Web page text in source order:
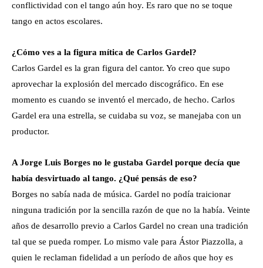
conflictividad con el tango aún hoy. Es raro que no se toque
tango en actos escolares.
¿Cómo ves a la figura mítica de Carlos Gardel?
Carlos Gardel es la gran figura del cantor. Yo creo que supo
aprovechar la explosión del mercado discográfico. En ese
momento es cuando se inventó el mercado, de hecho. Carlos
Gardel era una estrella, se cuidaba su voz, se manejaba con un
productor.
A Jorge Luis Borges no le gustaba Gardel porque decía que
había desvirtuado al tango. ¿Qué pensás de eso?
Borges no sabía nada de música. Gardel no podía traicionar
ninguna tradición por la sencilla razón de que no la había. Veinte
años de desarrollo previo a Carlos Gardel no crean una tradición
tal que se pueda romper. Lo mismo vale para Ástor Piazzolla, a
quien le reclaman fidelidad a un período de años que hoy es